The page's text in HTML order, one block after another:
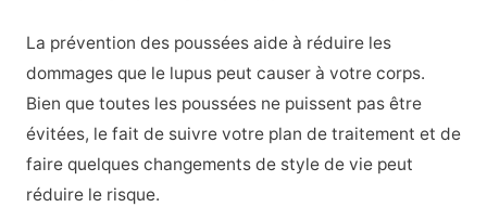
La prévention des poussées aide à réduire les
dommages que le lupus peut causer à votre corps.
Bien que toutes les poussées ne puissent pas être
évitées, le fait de suivre votre plan de traitement et de
faire quelques changements de style de vie peut
réduire le risque.